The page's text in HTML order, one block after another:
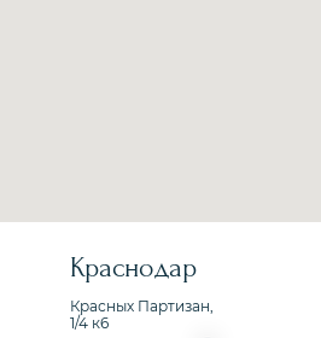
Краснодар
Красных Партизан,
1/4 к6